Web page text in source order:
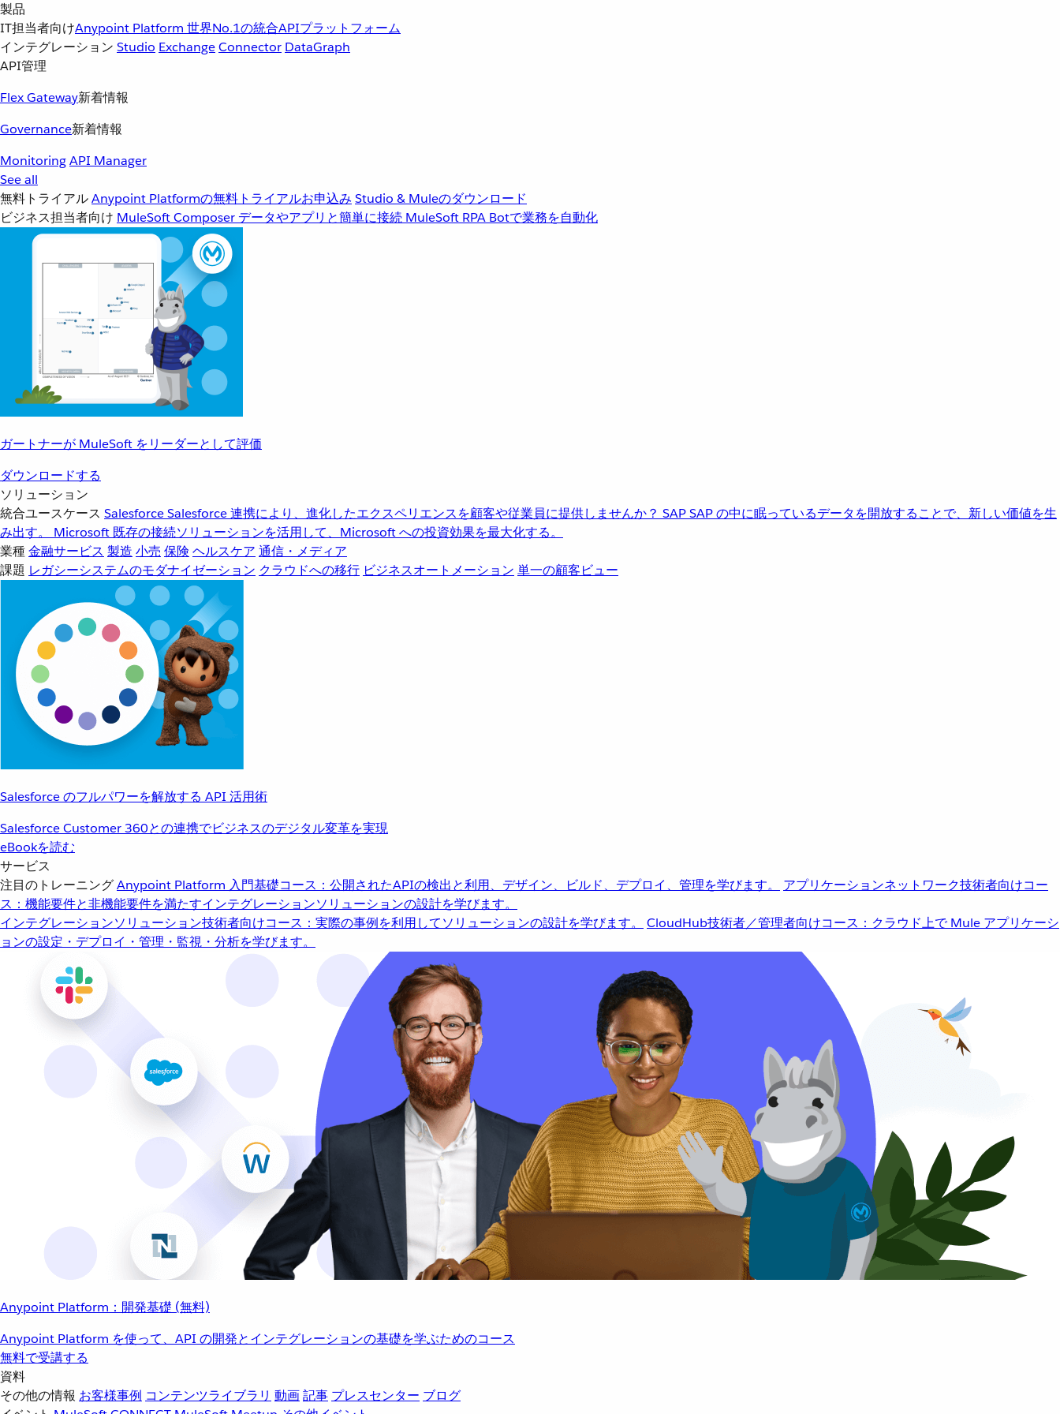
製品
IT担当者向けAnypoint Platform 世界No.1の統合APIプラットフォーム
インテグレーション Studio ExchangeConnector DataGraph
API管理
Flex Gateway新着情報
Governance新着情報
MonitoringAPI Manager
See all
無料トライアルAnypoint Platformの無料トライアルお申込み Studio & Muleのダウンロード
ビジネス担当者向け MuleSoft Composer データやアプリと簡単に接続 MuleSoft RPA Botで業務を自動化
ガートナーが MuleSoft をリーダーとして評価
ダウンロードする
ソリューション
統合ユースケース SalesforceSalesforce 連携により、進化したエクスペリエンスを顧客や従業員に提供しませんか？ SAPSAP の中に眠っているデータを開放することで、新しい価値を生
み出す。
Microsoft 既存の接続ソリューションを活用して、Microsoft への投資効果を最大化する。
業種金融サービス 製造 小売 保険 ヘルスケア 通信・メディア
課題 レガシーシステムのモダナイゼーション クラウドへの移行 ビジネスオートメーション 単一の顧客ビュー
Salesforce のフルパワーを解放する API 活用術
Salesforce Customer 360との連携でビジネスのデジタル変革を実現
eBookを読む
サービス
注目のトレーニングAnypoint Platform 入門基礎コース：公開されたAPIの検出と利用、デザイン、ビルド、デプロイ、管理を学びます。 アプリケーションネットワーク技術者向けコー
ス：機能要件と非機能要件を満たすインテグレーションソリューションの設計を学びます。
インテグレーションソリューション技術者向けコース：実際の事例を利用してソリューションの設計を学びます。 CloudHub技術者／管理者向けコース：クラウド上で Mule アプリケーシ
ョンの設定・デプロイ・管理・監視・分析を学びます。
Anypoint Platform：開発基礎 (無料)
Anypoint Platform を使って、API の開発とインテグレーションの基礎を学ぶためのコース
無料で受講する
資料
その他の情報 お客様事例 コンテンツライブラリ 動画記事 プレスセンター ブログ